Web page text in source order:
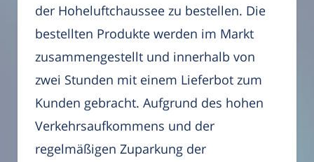
der Hoheluftchaussee zu bestellen. Die
bestellten Produkte werden im Markt
zusammengestellt und innerhalb von
zwei Stunden mit einem Lieferbot zum
Kunden gebracht. Aufgrund des hohen
Verkehrsaufkommens und der
regelmäßigen Zuparkung der